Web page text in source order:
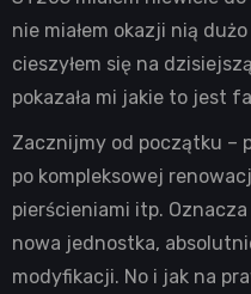
nie miałem okazji nią
cieszyłem się na
pokazała mi jakie to jest
Zacznijmy od początku –
po kompleksowej
pierścieniami itp.
nowa jednostka,
modyfikacji. No i jak na